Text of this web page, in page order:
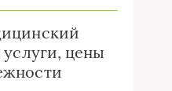
услуги, цены